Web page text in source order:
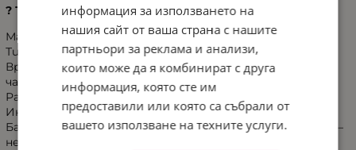
? Технически характеристики:
Максимално натоварване: 59 кг
Тип батерия: Литиево-йонна, 18V 5Ah
Време за зареждане: 4–8 часа при първо зареждане, ~6
часа след това
Размери: 141 x 94.5 x 82 см (Д x Ш x В)
Инструменти за сглобяване: отвертка и клещи
Батериите за дистанционното управление (2 x AAA) –
не са включени
информация за използването на
нашия сайт от ваша страна с нашите
партньори за реклама и анализи,
които може да я комбинират с друга
информация, която сте им
предоставили или която са събрали от
вашето използване на техните услуги.